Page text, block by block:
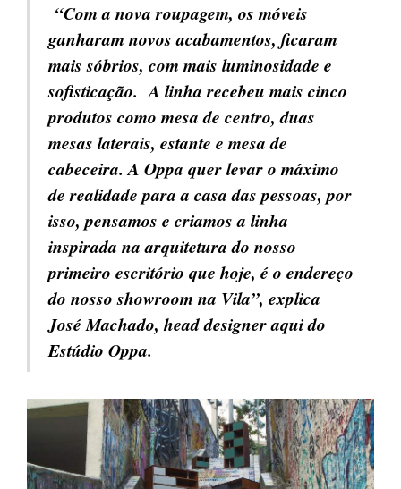
“Com a nova roupagem, os móveis
ganharam novos acabamentos, ficaram
mais sóbrios, com mais luminosidade e
sofisticação. A linha recebeu mais cinco
produtos como mesa de centro, duas
mesas laterais, estante e mesa de
cabeceira. A Oppa quer levar o máximo
de realidade para a casa das pessoas, por
isso, pensamos e criamos a linha
inspirada na arquitetura do nosso
primeiro escritório que hoje, é o endereço
do nosso showroom na Vila”, explica
José Machado, head designer aqui do
Estúdio Oppa.